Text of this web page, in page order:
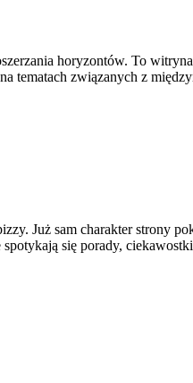
horyzontów. To
tematach związanych z
Już sam charakter strony
się porady,